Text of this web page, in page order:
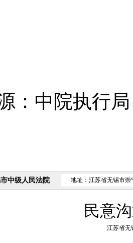
：中院执行局
中级人民法院 地址：江苏省无锡市崇
民意
江苏省无